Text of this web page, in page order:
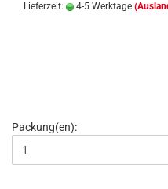
Lieferzeit:
4-5 Werktage
Packung(en):